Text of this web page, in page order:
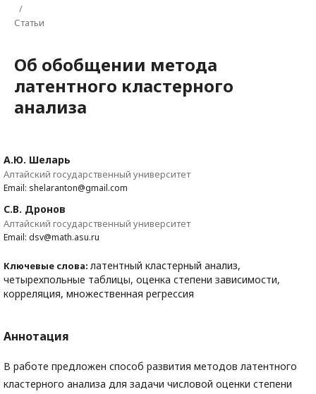
/
Статьи
Об обобщении метода
латентного кластерного
анализа
А.Ю. Шеларь
Алтайский государственный университет
Email: shelaranton@gmail.com
С.В. Дронов
Алтайский государственный университет
Email: dsv@math.asu.ru
Ключевые слова: латентный кластерный анализ,
четырехпольные таблицы, оценка степени зависимости,
корреляция, множественная регрессия
Аннотация
В работе предложен способ развития методов латентного
кластерного анализа для задачи числовой оценки степени